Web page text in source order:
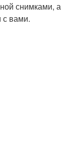
снимками, а
с вами.